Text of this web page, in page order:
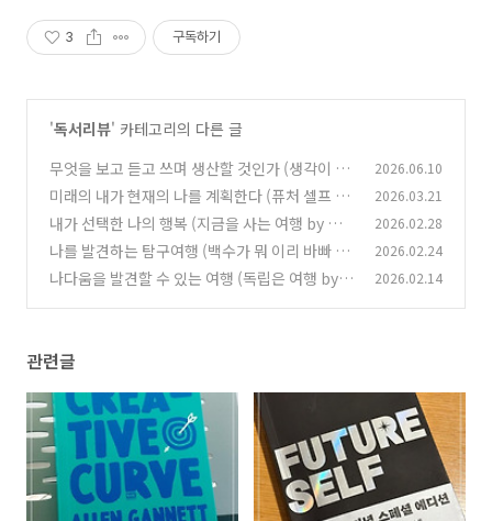
3 구독하기
'독서리뷰' 카테고리의 다른 글
무엇을 보고 듣고 쓰며 생산할 것인가 (생각이 돈
이 되는 순간 by 앨런 가넷)
(1)
2026.06.10
미래의 내가 현재의 나를 계획한다 (퓨처 셀프 by
벤자민 하디)
(0)
2026.03.21
내가 선택한 나의 행복 (지금을 사는 여행 by 리
틀블라썸) (2)
2026.02.28
나를 발견하는 탐구여행 (백수가 뭐 이리 바빠 by
유문정) (4)
2026.02.24
나다움을 발견할 수 있는 여행 (독립은 여행 by
2026.02.14
관련글